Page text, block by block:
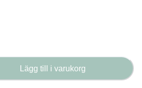
Lägg till i varukorg